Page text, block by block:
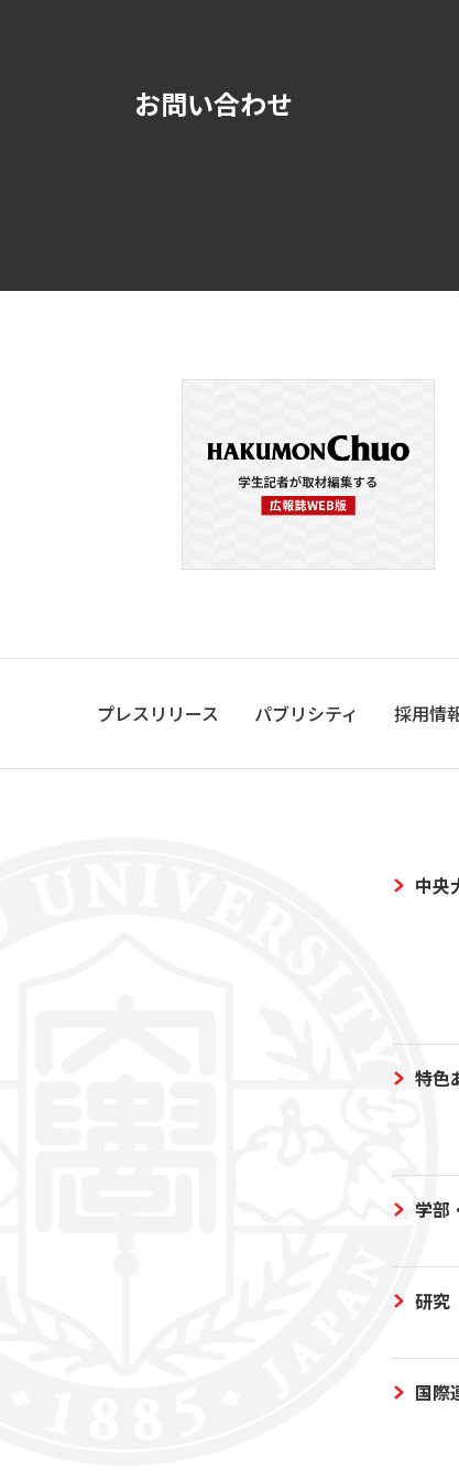
お問い合わせ
プレスリリース パブリシティ 採用情
中央
特色
学部
研究
国際